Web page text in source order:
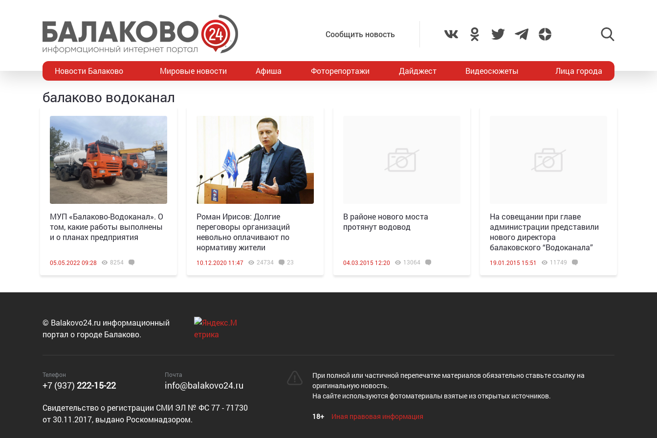
Сообщить новость
Новости Балаково Мировые новости Афиша Фоторепортажи Дайджест Видеосюжеты Лица города
балаково водоканал
МУП «Балаково-Водоканал». О
том, какие работы выполнены
и о планах предприятия
05.05.2022 09:28 8254
Роман Ирисов: Долгие
переговоры организаций
невольно оплачивают по
нормативу жители​
10.12.2020 11:47 24734 23
В районе нового моста
протянут водовод
04.03.2015 12:20 13064
На совещании при главе
администрации представили
нового директора
балаковского “Водоканала”
19.01.2015 15:51 11749
© Balakovo24.ru информационный
портал о городе Балаково.
Телефон
+7 (937) 222-15-22
Почта
info@balakovo24.ru
Cвидетельство о регистрации СМИ ЭЛ № ФС 77 - 71730
от 30.11.2017, выдано Роскомнадзором.
При полной или частичной перепечатке материалов обязательно ставьте ссылку на
оригинальную новость.
На сайте используются фотоматериалы взятые из открытых источников.
18+ Иная правовая информация